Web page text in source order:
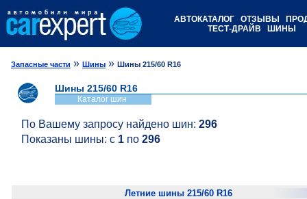
АВТОКАТАЛОГ ОТЗЫВЫ
ТЕСТ-ДРАЙВ
ШИНЫ
Запасные части » Шины » Шины 215/60 R16
Шины 215/60 R16
Каталог шин
По Вашему запросу найдено шин: 296
Показаны шины: с 1 по 296
Летние шины 215/60 R16